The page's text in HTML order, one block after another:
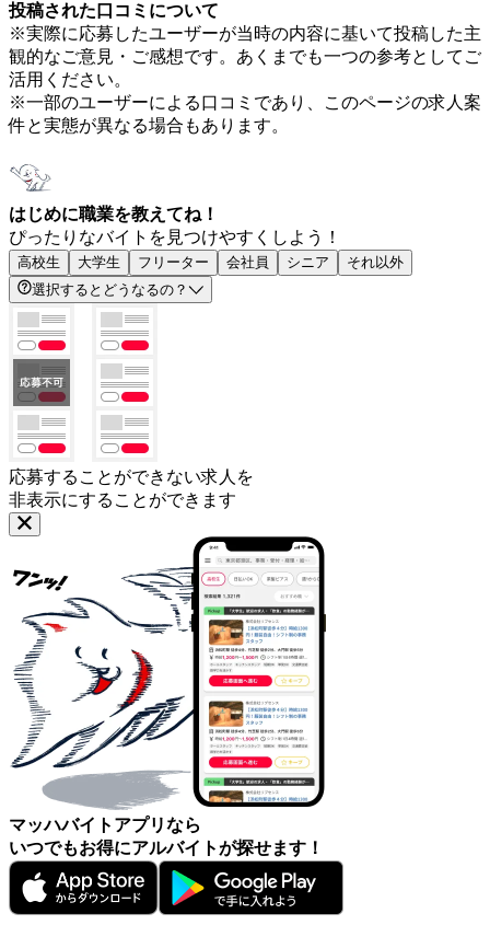
投稿された口コミについて
※実際に応募したユーザーが当時の内容に基いて投稿した主
観的なご意見・ご感想です。あくまでも一つの参考としてご
活用ください。
※一部のユーザーによる口コミであり、このページの求人案
件と実態が異なる場合もあります。
はじめに職業を教えてね！
ぴったりなバイトを見つけやすくしよう！
高校生 大学生 フリーター 会社員 シニア
それ以外
選択するとどうなるの？
応募することができない求人を
非表示にすることができます
マッハバイトアプリなら
いつでもお得にアルバイトが探せます！